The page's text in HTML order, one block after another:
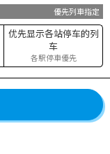
優先列車指定
优先显示各站停车的列
车
各駅停車優先